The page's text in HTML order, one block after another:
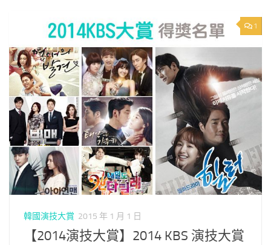
1
韓國演技大賞 2015 年 1 月 1 日
【2014演技大賞】2014 KBS 演技大賞